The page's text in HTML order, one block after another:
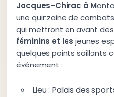
Jacques–Chirac à M
une quinzaine de
qui mettront en avant des
féminins et les jeunes
quelques points saillants
événement :
Lieu : Palais des